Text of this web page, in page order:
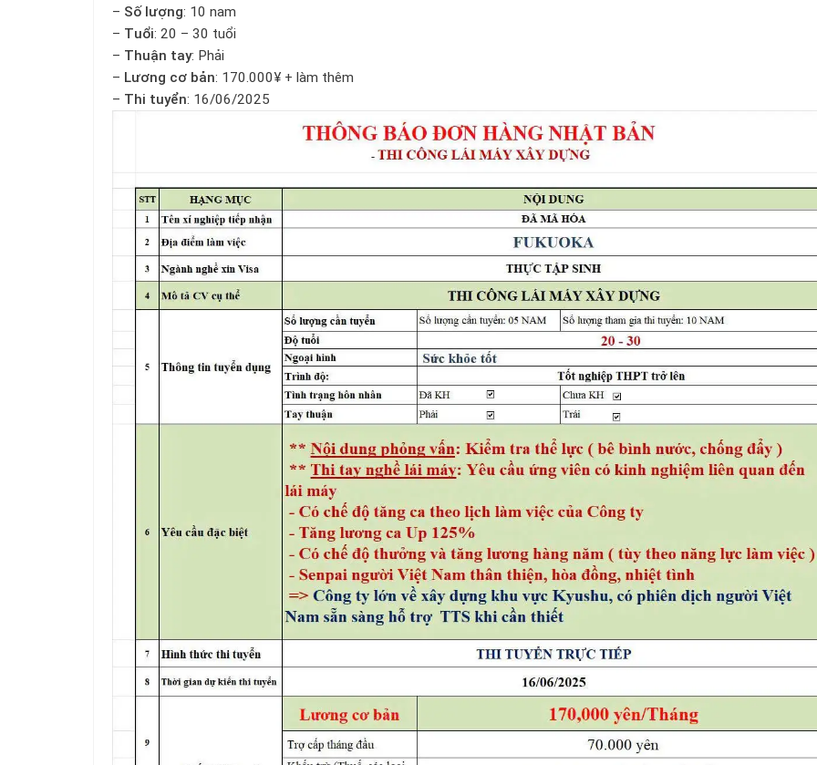
– Số lượng: 10 nam
– Tuổi: 20 – 30 tuổi
– Thuận tay: Phải
– Lương cơ bản: 170.000¥ + làm thêm
– Thi tuyển: 16/06/2025